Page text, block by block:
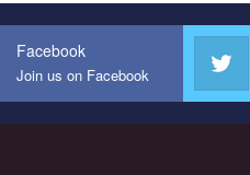
Facebook
Join us on Facebook